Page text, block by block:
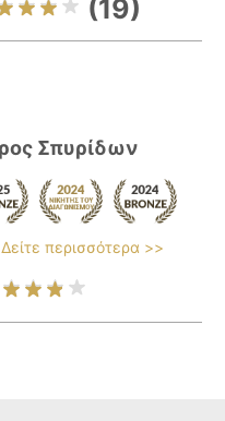
(19)
Σπυρίδων
Δείτε περισσότερα >>